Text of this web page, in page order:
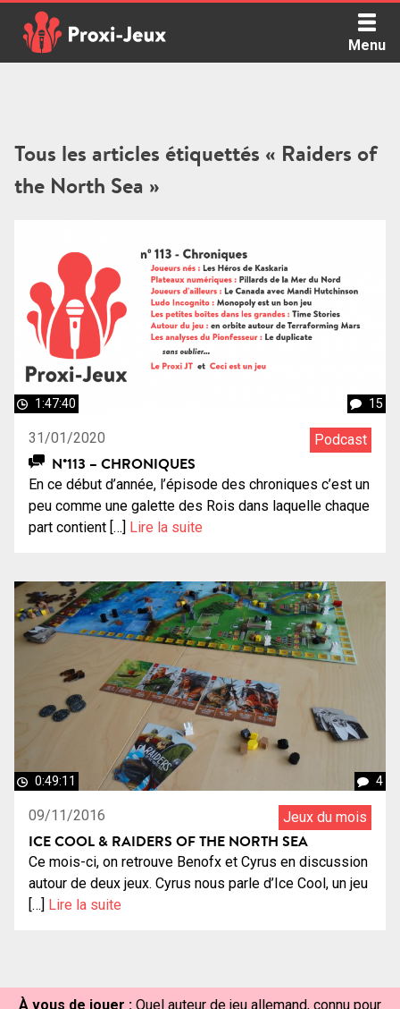
content
Menu
Tous les articles étiquettés « Raiders of
the North Sea »
1:47:40 15
31/01/2020 Podcast
N°113 – CHRONIQUES
En ce début d’année, l’épisode des chroniques c’est un
peu comme une galette des Rois dans laquelle chaque
part contient […] Lire la suite
0:49:11 4
09/11/2016 Jeux du mois
ICE COOL & RAIDERS OF THE NORTH SEA
Ce mois-ci, on retrouve Benofx et Cyrus en discussion
autour de deux jeux. Cyrus nous parle d’Ice Cool, un jeu
[…]
Lire la suite
À vous de jouer : Quel auteur de jeu allemand, connu pour